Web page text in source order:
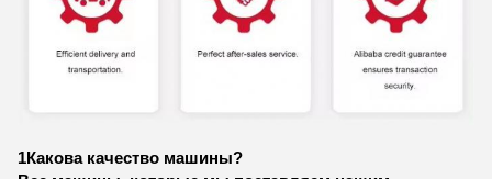
1Какова качество машины?